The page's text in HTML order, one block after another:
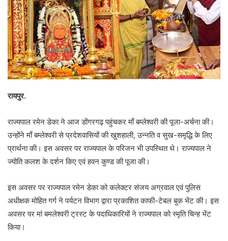
रायपुर.
राज्यपाल रमेन डेका ने आज डोंगरगढ़ पहुंचकर माँ बम्लेश्वरी की पूजा-अर्चना की।
उन्होंने माँ बम्लेश्वरी से प्रदेशवासियों की खुशहाली, उन्नति व सुख-समृद्धि के लिए
प्रार्थना की। इस अवसर पर राज्यपाल के परिजन भी उपस्थित थे। राज्यपाल ने
ज्योति कलश के दर्शन किए एवं हवन कुण्ड की पूजा की।
इस अवसर पर राज्यपाल रमेन डेका को कलेक्टर संजय अग्रवाल एवं पुलिस
अधीक्षक मोहित गर्ग ने पर्यटन विभाग द्वारा प्रकाशित काफी-टेबल बुक भेंट की। इस
अवसर पर मां बमलेश्वरी ट्रस्ट के पदाधिकारियों ने राज्यपाल को स्मृति चिन्ह भेंट
किया।